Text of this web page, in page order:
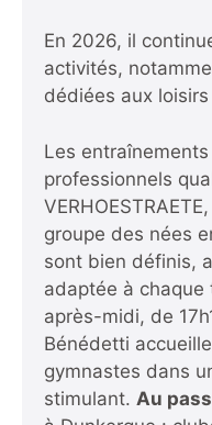
En 2026, il
activités,
dédiées aux loisirs
Les
professionnels
groupe des nées
sont bien définis,
adaptée à chaque
après-midi, de
Bénédetti
gymnastes dans
stimulant. Au